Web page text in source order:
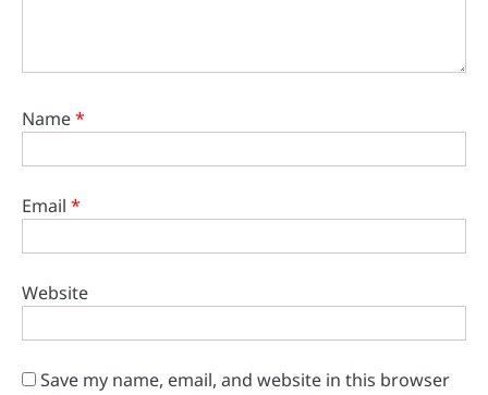
Name*
Email *
Website
Save my name, email, and website in this browser